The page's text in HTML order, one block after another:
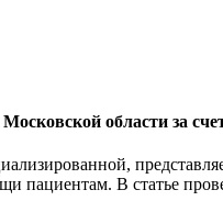
области за
В статье